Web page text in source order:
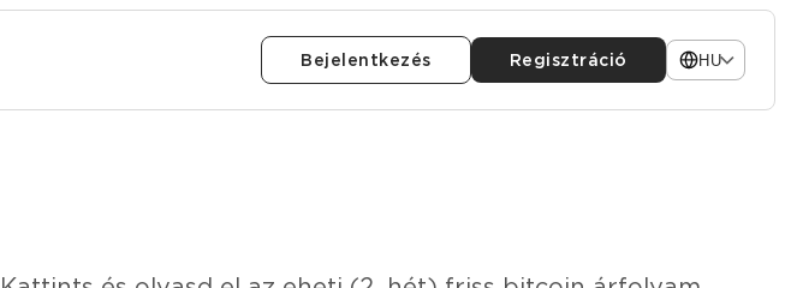
Bejelentkezés Regisztráció HU